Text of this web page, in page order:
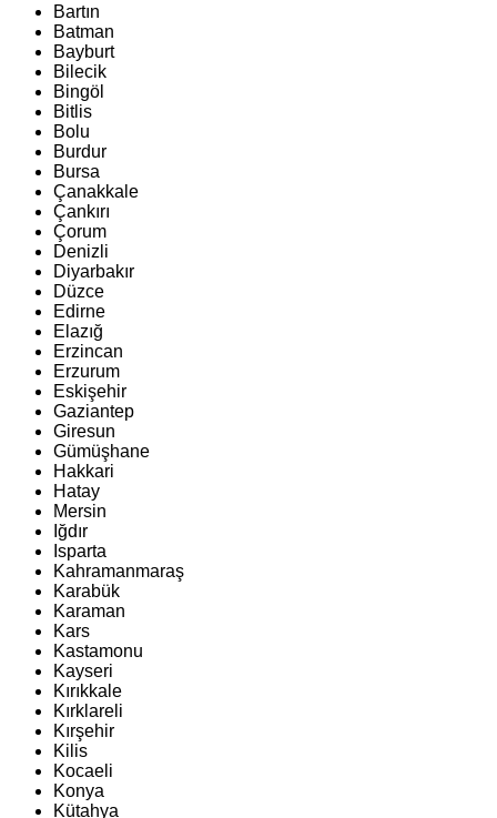
Bartın
Batman
Bayburt
Bilecik
Bingöl
Bitlis
Bolu
Burdur
Bursa
Çanakkale
Çankırı
Çorum
Denizli
Diyarbakır
Düzce
Edirne
Elazığ
Erzincan
Erzurum
Eskişehir
Gaziantep
Giresun
Gümüşhane
Hakkari
Hatay
Mersin
Iğdır
Isparta
Kahramanmaraş
Karabük
Karaman
Kars
Kastamonu
Kayseri
Kırıkkale
Kırklareli
Kırşehir
Kilis
Kocaeli
Konya
Kütahya